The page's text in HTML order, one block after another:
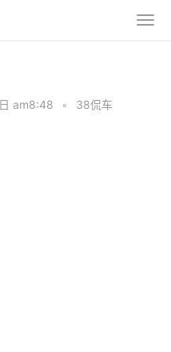
am8:48 • 38侃车